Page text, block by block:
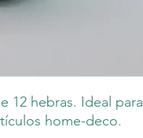
12 hebras. Ideal para
home-deco.